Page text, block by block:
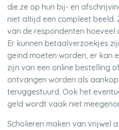
die ze op hun bij- en
niet altijd een compleet beeld.
van de respondenten hoeveel
Er kunnen betaalverzoekjes
geïnd moeten worden, er kan
zijn van een online bestelling
ontvangen worden als
teruggestuurd. Ook het
geld wordt vaak niet
Scholieren maken van vrijwel